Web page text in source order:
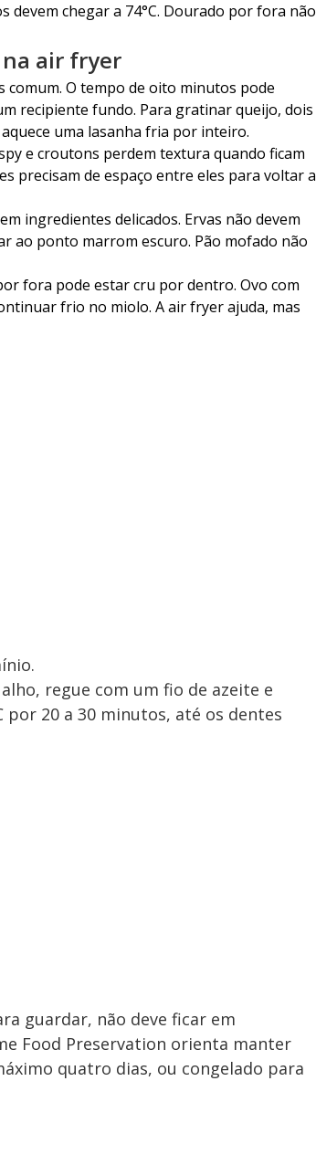
devem chegar a 74°C. Dourado por fora não
air fryer
O tempo de oito minutos pode
recipiente fundo. Para gratinar queijo, dois
uma lasanha fria por inteiro.
e croutons perdem textura quando ficam
precisam de espaço entre eles para voltar a
ingredientes delicados. Ervas não devem
ao ponto marrom escuro. Pão mofado não
fora pode estar cru por dentro. Ovo com
frio no miolo. A air fryer ajuda, mas
regue com um fio de azeite e
por 20 a 30 minutos, até os dentes
guardar, não deve ficar em
Food Preservation orienta manter
quatro dias, ou congelado para